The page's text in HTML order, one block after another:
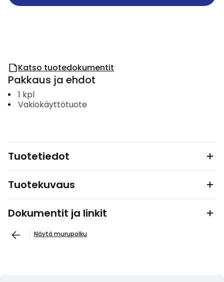
Katso tuotedokumentit
Pakkaus ja ehdot
1 kpl
Vakiokäyttötuote
Tuotetiedot
Tuotekuvaus
Dokumentit ja linkit
Näytä murupolku